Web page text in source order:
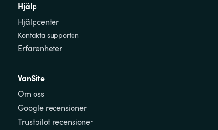
Hjälp
Hjälpcenter
Kontakta supporten
Erfarenheter
VanSite
Om oss
Google recensioner
Trustpilot recensioner